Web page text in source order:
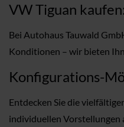
VW Tiguan
Bei Autohaus Tauwald
Konditionen – wir bieten
Konfigurations-
Entdecken Sie die
individuellen Vorstellungen